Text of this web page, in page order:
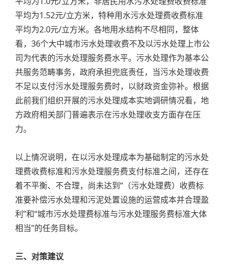
平均为1.52元/立方米，特种用水污水处理费收费标准
平均为2.0元/立方米。各地用水结构不尽相同，整体
看，36个大中城市污水处理收费不及以污水处理上市公
司为代表的污水处理服务费水平。污水处理作为基本公
共服务范畴事务，政府承担兜底责任，当污水处理收费
不足以支付污水处理服务费时，以财政资金弥补。根据
此前我们组织开展的污水处理成本实地调研情况看，地
方政府相关部门普遍表示在污水处理收支方面存在压
力。
以上情况说明，在以污水处理成本为基础制定的污水处
理费收费标准和污水处理服务费支付标准之间，还存在
着不平衡、不合理，尚未达到“（污水处理费）收费标
准要补偿污水处理和污泥处置设施的运营成本并合理盈
利”和“城市污水处理费标准与污水处理服务费标准大体
相当”的任务目标。
三、对策建议